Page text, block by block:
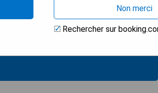
Non merci
Rechercher sur